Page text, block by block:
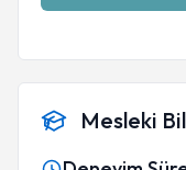
Mesleki